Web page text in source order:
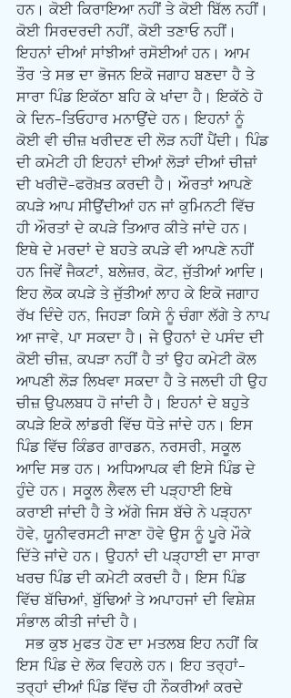
ਹਨ। ਕੋਈ ਕਿਰਾਇਆ ਨਹੀਂ ਤੇ ਕੋਈ ਬਿੱਲ ਨਹੀਂ।
ਕੋਈ ਸਿਰਦਰਦੀ ਨਹੀਂ, ਕੋਈ ਤਣਾਓ ਨਹੀਂ।
ਇਹਨਾਂ ਦੀਆਂ ਸਾਂਝੀਆਂ ਰਸੋਈਆਂ ਹਨ। ਆਮ
ਤੌਰ 'ਤੇ ਸਭ ਦਾ ਭੋਜਨ ਇਕੋ ਜਗਾਹ ਬਣਦਾ ਹੈ ਤੇ
ਸਾਰਾ ਪਿੰਡ ਇਕੱਠਾ ਬਹਿ ਕੇ ਖਾਂਦਾ ਹੈ। ਇਕੱਠੇ ਹੋ
ਕੇ ਦਿਨ-ਤਿਓਹਾਰ ਮਨਾਉਂਦੇ ਹਨ। ਇਹਨਾਂ ਨੂੰ
ਕੋਈ ਵੀ ਚੀਜ਼ ਖਰੀਦਣ ਦੀ ਲੋੜ ਨਹੀਂ ਪੈਂਦੀ। ਪਿੰਡ
ਦੀ ਕਮੇਟੀ ਹੀ ਇਹਨਾਂ ਦੀਆਂ ਲੋੜਾਂ ਦੀਆਂ ਚੀਜ਼ਾਂ
ਦੀ ਖਰੀਦੋ-ਫਰੋਖ਼ਤ ਕਰਦੀ ਹੈ। ਔਰਤਾਂ ਆਪਣੇ
ਕਪੜੇ ਆਪ ਸੀਉਂਦੀਆਂ ਹਨ ਜਾਂ ਕੁਮਿਨਟੀ ਵਿੱਚ
ਹੀ ਔਰਤਾਂ ਦੇ ਕਪੜੇ ਤਿਆਰ ਕੀਤੇ ਜਾਂਦੇ ਹਨ।
ਇਥੇ ਦੇ ਮਰਦਾਂ ਦੇ ਬਹਤੇ ਕਪੜੇ ਵੀ ਆਪਣੇ ਨਹੀਂ
ਹਨ ਜਿਵੇਂ ਜੈਕਟਾਂ, ਬਲੇਜ਼ਰ, ਕੋਟ, ਜੁੱਤੀਆਂ ਆਦਿ।
ਇਹ ਲੋਕ ਕਪੜੇ ਤੇ ਜੁੱਤੀਆਂ ਲਾਹ ਕੇ ਇਕੋ ਜਗਾਹ
ਰੱਖ ਦਿੰਦੇ ਹਨ, ਜਿਹੜਾ ਕਿਸੇ ਨੂੰ ਚੰਗਾ ਲੱਗੇ ਤੇ ਨਾਪ
ਆ ਜਾਵੇ, ਪਾ ਸਕਦਾ ਹੈ। ਜੇ ਉਹਨਾਂ ਦੇ ਪਸੰਦ ਦੀ
ਕੋਈ ਚੀਜ਼, ਕਪੜਾ ਨਹੀਂ ਹੈ ਤਾਂ ਉਹ ਕਮੇਟੀ ਕੋਲ
ਆਪਣੀ ਲੋੜ ਲਿਖਵਾ ਸਕਦਾ ਹੈ ਤੇ ਜਲਦੀ ਹੀ ਉਹ
ਚੀਜ਼ ਉਪਲਬਧ ਹੋ ਜਾਂਦੀ ਹੈ। ਇਹਨਾਂ ਦੇ ਬਹੁਤੇ
ਕਪੜੇ ਇਕੋ ਲਾਂਡਰੀ ਵਿੱਚ ਧੋਤੇ ਜਾਂਦੇ ਹਨ। ਇਸ
ਪਿੰਡ ਵਿੱਚ ਕਿੰਡਰ ਗਾਰਡਨ, ਨਰਸਰੀ, ਸਕੂਲ
ਆਦਿ ਸਭ ਹਨ। ਅਧਿਆਪਕ ਵੀ ਇਸੇ ਪਿੰਡ ਦੇ
ਹੁੰਦੇ ਹਨ। ਸਕੂਲ ਲੈਵਲ ਦੀ ਪੜ੍ਹਾਈ ਇਥੇ
ਕਰਾਈ ਜਾਂਦੀ ਹੈ ਤੇ ਅੱਗੇ ਜਿਸ ਬੱਚੇ ਨੇ ਪੜ੍ਹਨਾ
ਹੋਵੇ, ਯੂਨੀਵਰਸਟੀ ਜਾਣਾ ਹੋਵੇ ਉਸ ਨੂੰ ਪੂਰੇ ਮੌਕੇ
ਦਿੱਤੇ ਜਾਂਦੇ ਹਨ। ਉਹਨਾਂ ਦੀ ਪੜ੍ਹਾਈ ਦਾ ਸਾਰਾ
ਖਰਚ ਪਿੰਡ ਦੀ ਕਮੇਟੀ ਕਰਦੀ ਹੈ। ਇਸ ਪਿੰਡ
ਵਿੱਚ ਬੱਚਿਆਂ, ਬੁੱਢਿਆਂ ਤੇ ਅਪਾਹਜਾਂ ਦੀ ਵਿਸ਼ੇਸ਼
ਸੰਭਾਲ ਕੀਤੀ ਜਾਂਦੀ ਹੈ।
ਇਸ ਪਿੰਡ ਦੇ ਲੋਕ ਵਿਹਲੇ ਹਨ। ਇਹ ਤਰ੍ਹਾਂ-
ਤਰ੍ਹਾਂ ਦੀਆਂ ਪਿੰਡ ਵਿੱਚ ਹੀ ਨੌਕਰੀਆਂ ਕਰਦੇ